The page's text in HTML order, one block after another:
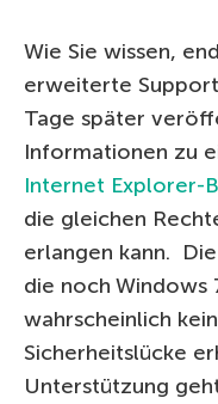
Wie Sie wissen,
erweiterte
Tage später
Informationen zu
Internet Explorer-
die gleichen
erlangen kann.
die noch
wahrscheinlich
Sicherheitslücke
Unterstützung